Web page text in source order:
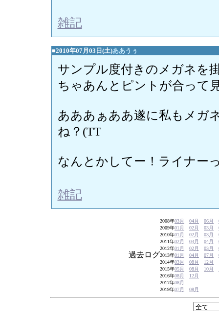
雑記
■2010年07月03日(土)ああうぅ
サンプル度付きのメガネを
ちゃあんとピントが合って
あああぁああ遂に私もメガ
ね？(TT
なんとかしてー！ライナー
雑記
過去ログ
2008年03月 04月 06月
2009年01月 02月 03月
2010年01月 02月 03月
2011年02月 03月 04月
2012年01月 02月 03月
2013年01月 04月 07月
2014年03月 08月
12月
2015年05月 08月 10月
2016年08月
12月
2017年08月
2019年07月 08月